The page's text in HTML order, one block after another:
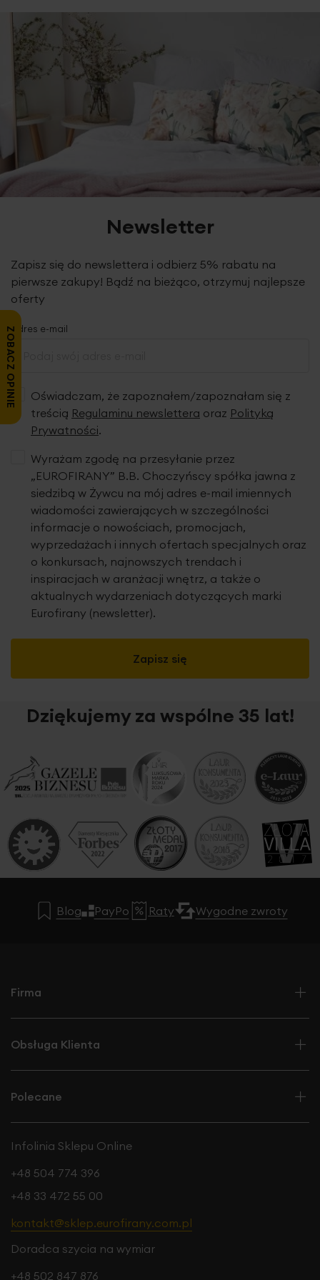
gramatura: 125g/m
Newsletter
Zapisz się do newslettera i odbierz 5% rabatu na
pierwsze zakupy! Bądź na bieżąco, otrzymuj najlepsze
oferty
Adres e-mail
Oświadczam, że zapoznałem/zapoznałam się z
treścią Regulaminu newslettera oraz Polityką
Prywatności.
Zapisz się
Wyrażam zgodę na przesyłanie przez
„EUROFIRANY” B.B. Choczyńscy spółka jawna z
siedzibą w Żywcu na mój adres e-mail imiennych
wiadomości zawierających w szczególności
informacje o nowościach, promocjach,
wyprzedażach i innych ofertach specjalnych oraz
o konkursach, najnowszych trendach i
inspiracjach w aranżacji wnętrz, a także o
aktualnych wydarzeniach dotyczących marki
Eurofirany (newsletter).
Dziękujemy za wspólne 35 lat!
Blog PayPo Raty Wygodne zwroty
Firma
Obsługa Klienta
Polecane
Infolinia Sklepu Online
+48 504 774 396
+48 33 472 55 00
kontakt@sklep.eurofirany.com.pl
Doradca szycia na wymiar
+48 502 847 876
ZOBACZ OPINIE